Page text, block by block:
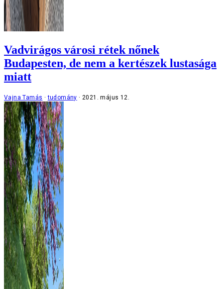
Vadvirágos városi rétek nőnek
Budapesten, de nem a kertészek lustasága
miatt
Vajna Tamás tudomány 2021. május 12.